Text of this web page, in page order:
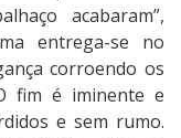
acabaram”,
entrega-se no
corroendo os
fim é iminente e
e sem rumo.